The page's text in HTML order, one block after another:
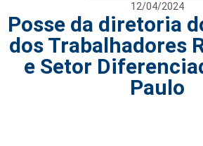
12/04/2024
Posse da diretoria
dos Trabalhadores
e Setor
Paulo